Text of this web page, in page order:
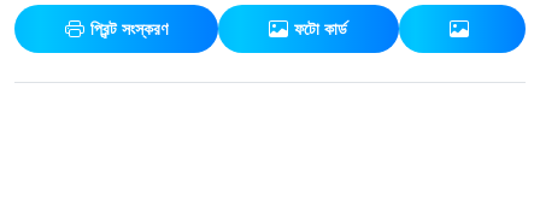
প্রিন্ট সংস্করণ ফটো কার্ড